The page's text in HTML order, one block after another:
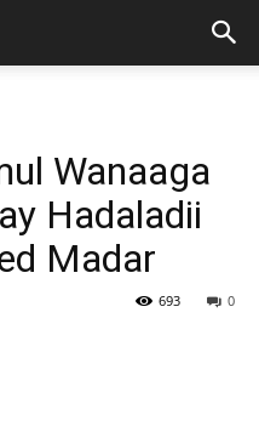
Wanaaga
Hadaladii
Madar
0
693